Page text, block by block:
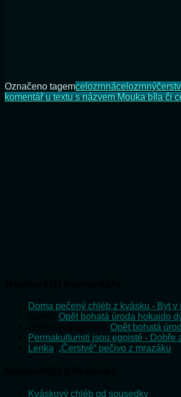
Označeno tagemcelozrnnácelozrnný
komentářu textu s názvem Mouka bíla či
Doma pečený chléb z kvásku - Byt v
Opět bohatá úroda hokaido
Opět bohatá
Permakulturisti jsou egoisté - Dobře
Lenka „Čerstvé“ pečivo z mrazáku
Kváskový chléb od sousedky